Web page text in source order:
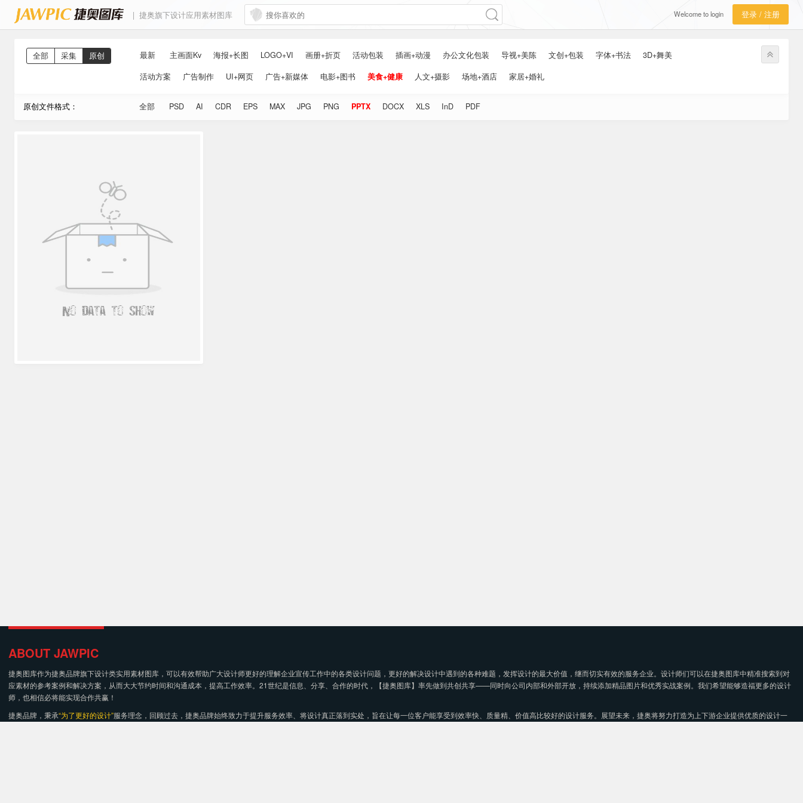
| 捷奥旗下设计应用素材图库 登录 / 注册
Welcome to login
全部 采集 原创 最新 主画面Kv 海报+长图 LOGO+VI 画册+折页 活动包装 插画+动漫 办公文化包装 导视+美陈 文创+包装 字体+书法
3D+舞美
活动方案
广告制作 UI+网页 广告+新媒体 电影+图书 美食+健康 人文+摄影 场地+酒店 家居+婚礼
原创文件格式： 全部 PSD AI CDR EPS MAX JPG PNG PPTX DOCX XLS InD PDF
ABOUT JAWPIC
捷奥图库作为捷奥品牌旗下设计类实用素材图库，可以有效帮助广大设计师更好的理解企业宣传工作中的各类设计问题，更好的解决设计中遇到的各种难题，发挥设计的最大价值，继而切实有效的服务企业。设计师们可以在捷奥图库中精准搜索到对
应素材的参考案例和解决方案，从而大大节约时间和沟通成本，提高工作效率。21世纪是信息、分享、合作的时代，【捷奥图库】率先做到共创共享——同时向公司内部和外部开放，持续添加精品图片和优秀实战案例。我们希望能够造福更多的设计
师，也相信必将能实现合作共赢！
捷奥品牌，秉承“为了更好的设计”服务理念，回顾过去，捷奥品牌始终致力于提升服务效率、将设计真正落到实处，旨在让每一位客户能享受到效率快、质量精、价值高比较好的设计服务。展望未来，捷奥将努力打造为上下游企业提供优质的设计一